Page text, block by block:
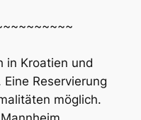
in Kroatien und
Reservierung
möglich.